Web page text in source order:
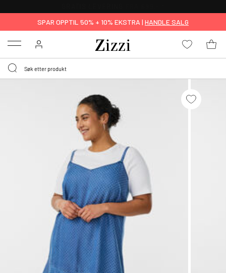
SPAR OPPTIL 50% + 10% EKSTRA | HANDLE SALG
Menu